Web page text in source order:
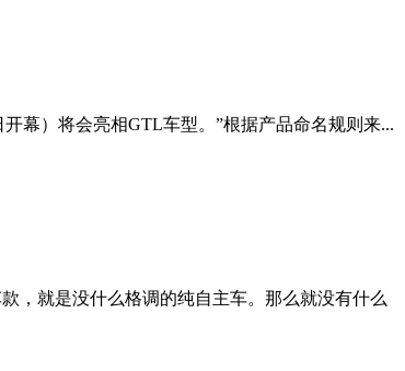
幕）将会亮相GTL车型。”根据产品命名规则来...
，就是没什么格调的纯自主车。那么就没有什么